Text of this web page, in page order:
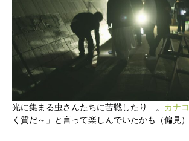
光に集まる虫さんたちに苦戦したり…。 カナコ
く質だ～」と言って楽しんでいたかも（偏見）